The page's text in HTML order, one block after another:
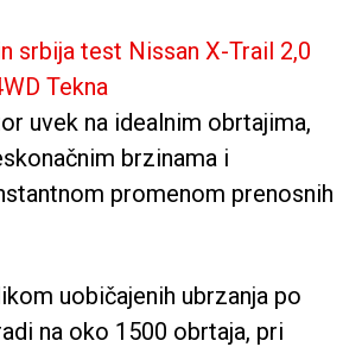
uvek na idealnim obrtajima,
brzinama i
promenom prenosnih
uobičajenih ubrzanja po
na oko 1500 obrtaja, pri